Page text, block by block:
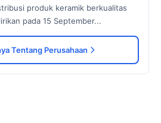
produk keramik berkualitas
pada 15 September...
Tentang Perusahaan